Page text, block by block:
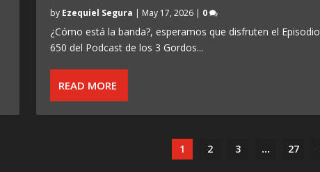
by Ezequiel Segura | May 17, 2026| 0
¿Cómo está la banda?, esperamos que disfruten el Episodio
650 del Podcast de los 3 Gordos...
READ MORE
1 2 3 ... 27